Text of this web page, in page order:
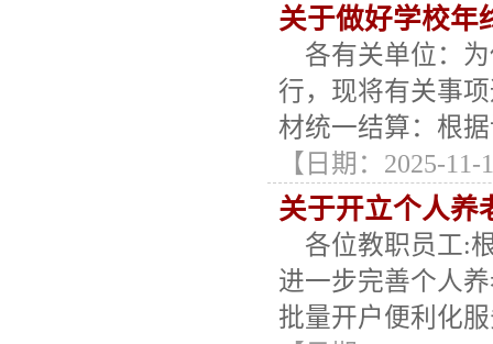
关于做好学校年
各有关单位：为
行，现将有关事
材统一结算：根
【日期：2025-11-
关于开立个人养
各位教职员工:
进一步完善个人
批量开户便利化